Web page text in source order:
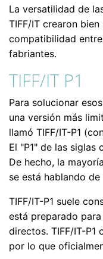
La versatilidad de
TIFF/IT crearon
compatibilidad
fabriantes.
TIFF/IT P1
Para solucionar
una versión más
llamó TIFF/IT-P1
El "P1" de las siglas
De hecho, la
se está hablando de
TIFF/IT-P1 suele
está preparado
directos. TIFF/IT-P1
por lo que